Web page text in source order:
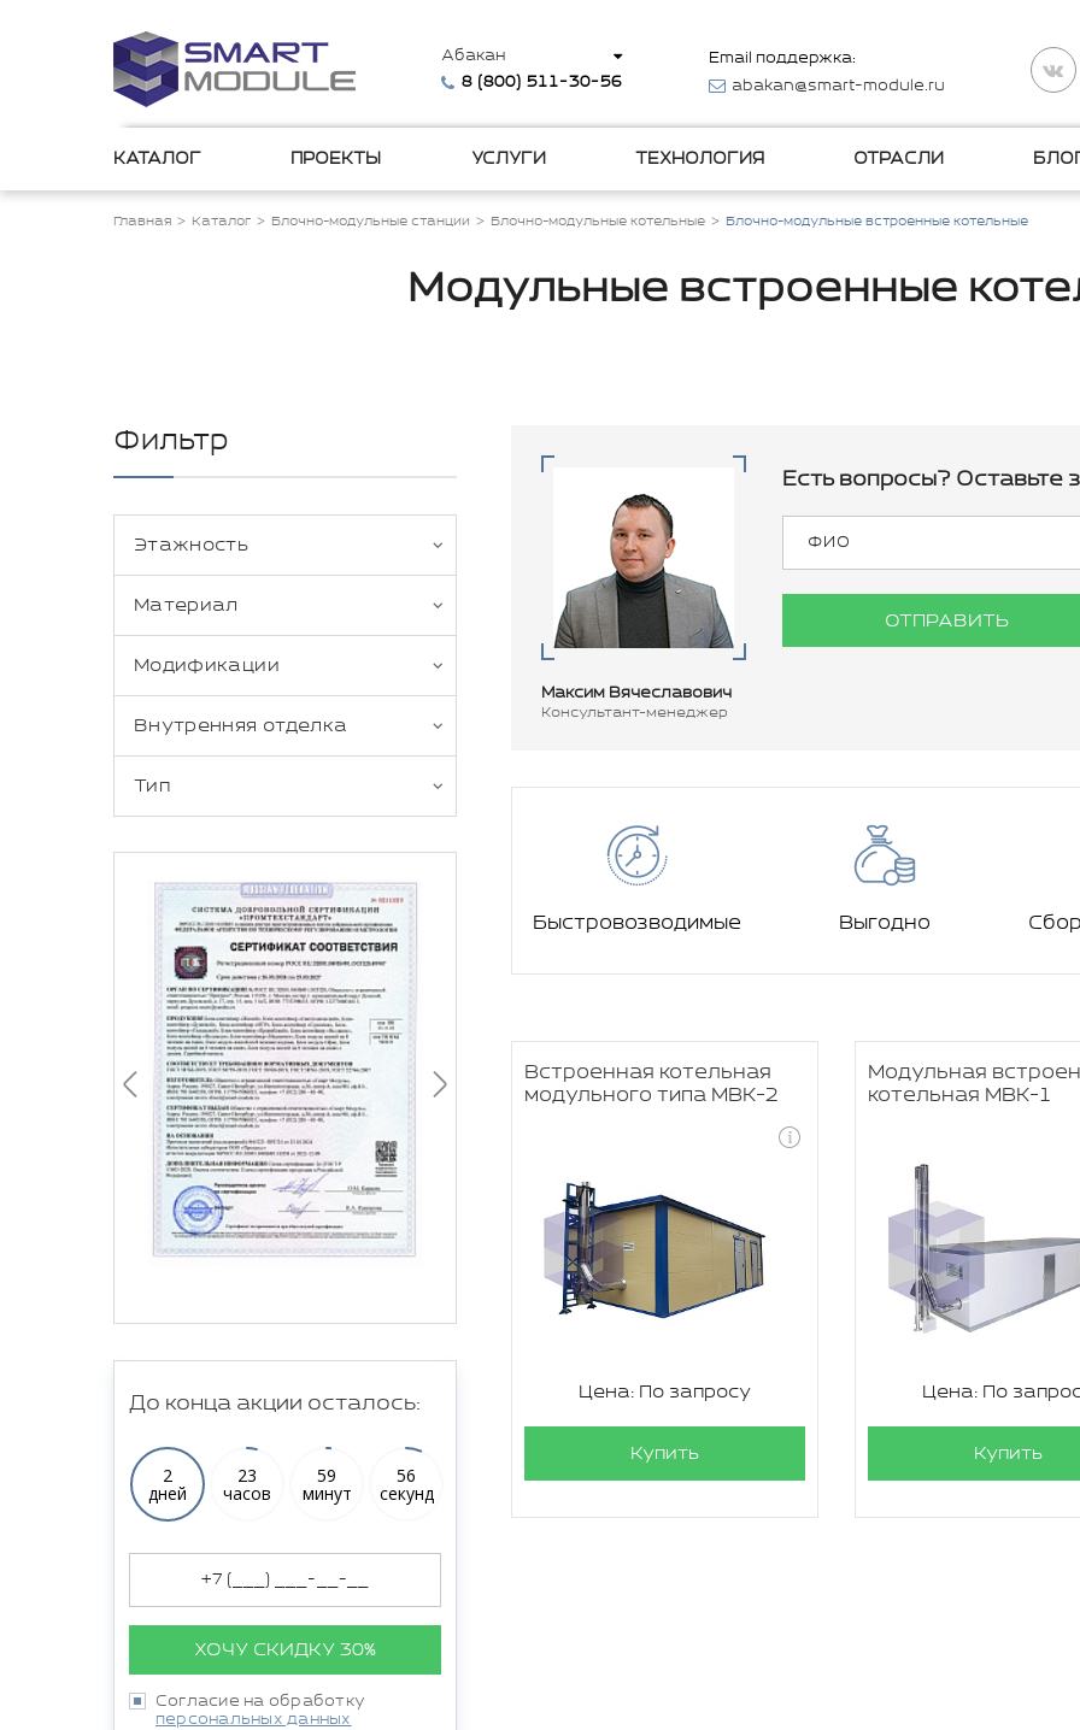
Абакан
8 (800) 511-30-56
Email поддержка:
abakan@smart-module.ru
КАТАЛОГ ПРОЕКТЫ УСЛУГИ ТЕХНОЛОГИЯ ОТРАСЛИ
Главная Каталог Блочно-модульные станции Блочно-модульные котельные Блочно-модульные встроенные котельные
Модульные встроенные
Фильтр
Этажность
Материал
Модификации
Внутренняя отделка
Тип
До конца акции осталось:
2
дней
23
часов
59
минут
55
секунд
ХОЧУ СКИДКУ 30%
Согласие на обработку
персональных данных
Максим Вячеславович
Консультант-менеджер
Есть вопросы? Оставьте
ОТПРАВИТЬ
Быстровозводимые Выгодно
Встроенная котельная
модульного типа МВК-2
Цена: По запросу
Купить
Модульная
котельная МВК-1
Цена: По
Купить